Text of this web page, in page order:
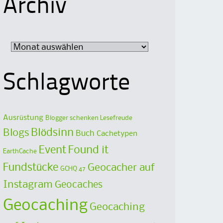
Archiv
Archiv
Schlagworte
Ausrüstung Blogger schenken Lesefreude
Blogs Blödsinn Buch Cachetypen
EarthCache Event Found it
Fundstücke GCHQ 47 Geocacher auf
Instagram Geocaches
Geocaching Geocaching